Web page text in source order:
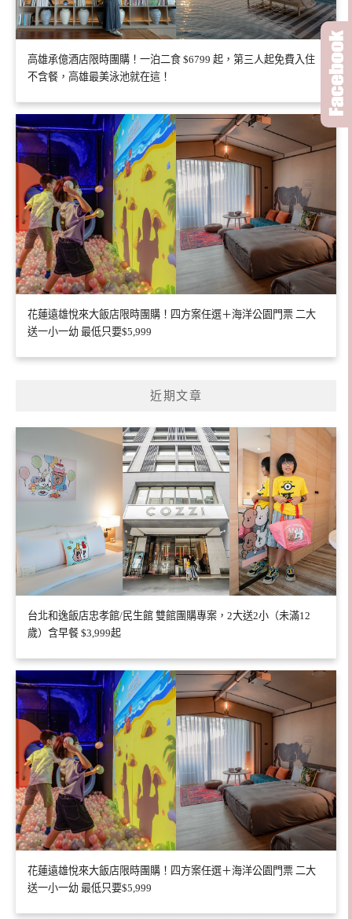
高雄承億酒店限時團購！一泊二食 $6799 起，第三人起免費入住
不含餐，高雄最美泳池就在這！
花蓮遠雄悅來大飯店限時團購！四方案任選＋海洋公園門票 二大
送一小一幼 最低只要$5,999
近期文章
台北和逸飯店忠孝館/民生館 雙館團購專案，2大送2小（未滿12
歲）含早餐 $3,999起
花蓮遠雄悅來大飯店限時團購！四方案任選＋海洋公園門票 二大
送一小一幼 最低只要$5,999